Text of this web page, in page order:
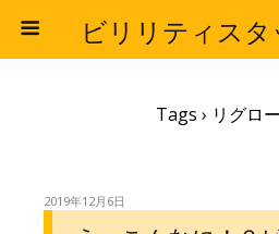
ビリリティス
Tags › リグロ
2019年12月6日